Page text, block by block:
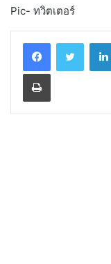
Pic- ทวิตเตอร์
Print